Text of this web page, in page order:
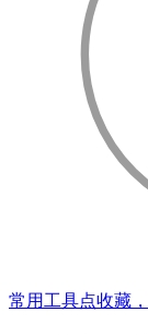
常用工具点收藏